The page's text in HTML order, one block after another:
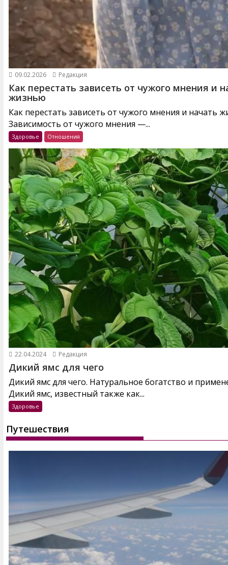
09.02.2026 Редакция
Как перестать зависеть от чужого мнения и
жизнью
Как перестать зависеть от чужого мнения и начать
Зависимость от чужого мнения —...
Здоровье Отношения
22.04.2024 Редакция
Дикий ямс для чего
Дикий ямс для чего. Натуральное богатство и
Дикий ямс, известный также как...
Здоровье
Путешествия